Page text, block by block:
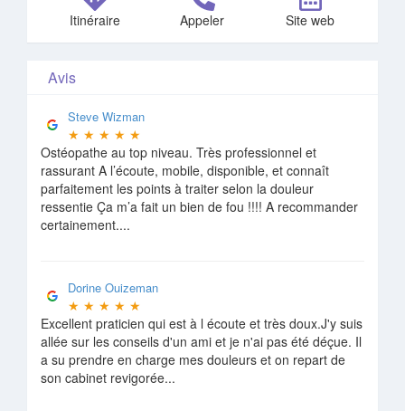
Itinéraire Appeler Site web
Avis
Steve Wizman
★ ★ ★ ★ ★
Ostéopathe au top niveau. Très professionnel et
rassurant A l’écoute, mobile, disponible, et connaît
parfaitement les points à traiter selon la douleur
ressentie Ça m’a fait un bien de fou !!!! A recommander
certainement....
Dorine Ouizeman
★ ★ ★ ★ ★
Excellent praticien qui est à l écoute et très doux.J'y suis
allée sur les conseils d'un ami et je n'ai pas été déçue. Il
a su prendre en charge mes douleurs et on repart de
son cabinet revigorée...